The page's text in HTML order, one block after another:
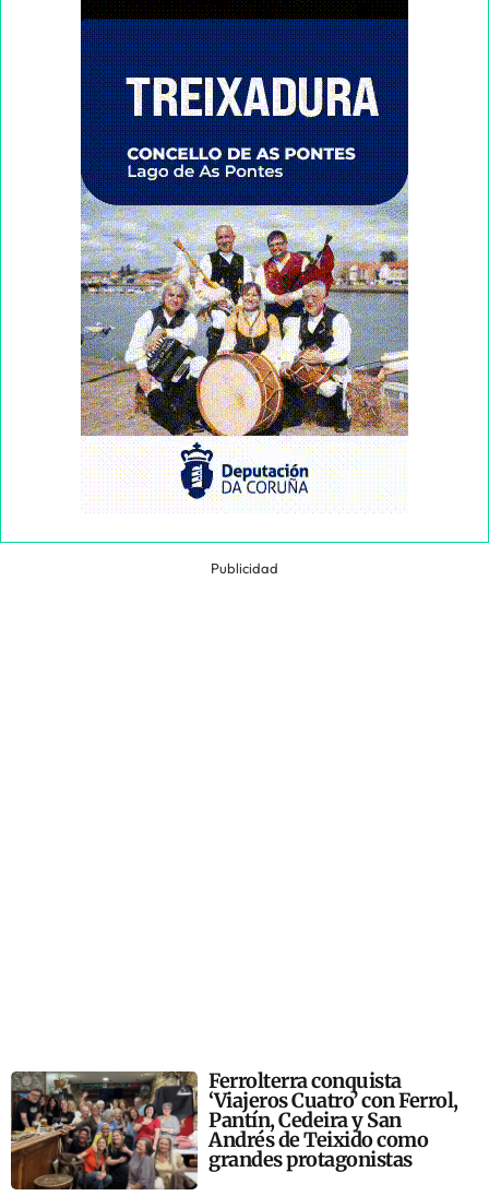
Publicidad
Ferrolterra conquista
‘Viajeros Cuatro’ con Ferrol,
Pantín, Cedeira y San
Andrés de Teixido como
grandes protagonistas